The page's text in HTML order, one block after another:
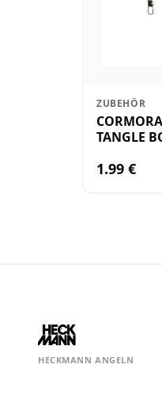
ZUBEHÖR
TANGLE
1.99 €
HECKMANN ANGELN